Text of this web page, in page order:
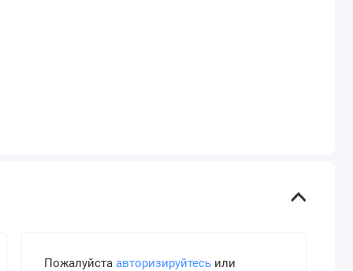
Пожалуйста авторизируйтесьили